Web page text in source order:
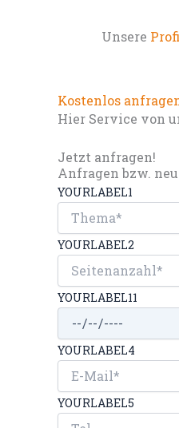
Unsere
Kostenlos
Hier Service von
Jetzt anfragen!
Anfragen bzw.
YOURLABEL1
YOURLABEL2
YOURLABEL11
YOURLABEL4
YOURLABEL5